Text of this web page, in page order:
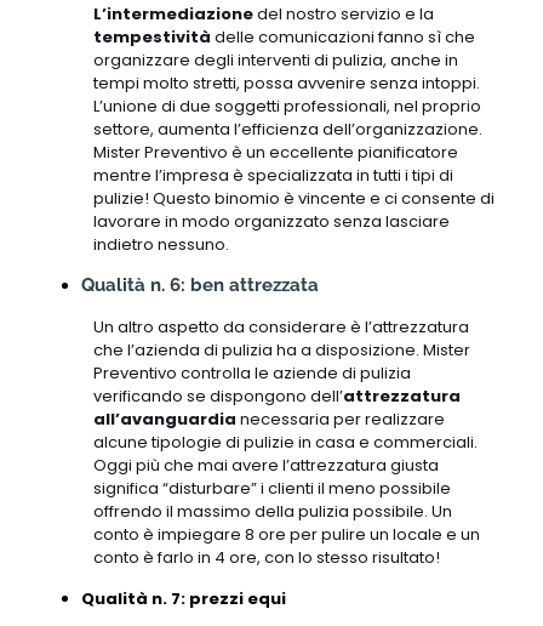
L’intermediazionedel nostro servizio e la
tempestività delle comunicazioni fanno sì che
organizzare degli interventi di pulizia, anche in
tempi molto stretti, possa avvenire senza intoppi.
L’unione di due soggetti professionali, nel proprio
settore, aumenta l’efficienza dell’organizzazione.
Mister Preventivo è un eccellente pianificatore
mentre l’impresa è specializzata in tutti i tipi di
pulizie! Questo binomio è vincente e ci consente di
lavorare in modo organizzato senza lasciare
indietro nessuno.
Qualità n. 6: ben attrezzata
Un altro aspetto da considerare è l’attrezzatura
che l’azienda di pulizia ha a disposizione. Mister
Preventivo controlla le aziende di pulizia
verificando se dispongono dell’attrezzatura
all’avanguardia necessaria per realizzare
alcune tipologie di pulizie in casa e commerciali.
Oggi più che mai avere l’attrezzatura giusta
significa “disturbare” i clienti il meno possibile
offrendo il massimo della pulizia possibile. Un
conto è impiegare 8 ore per pulire un locale e un
conto è farlo in 4 ore, con lo stesso risultato!
Qualità n. 7: prezzi equi